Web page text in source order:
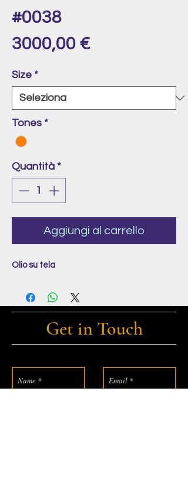
#0038
3000,00 €Prezzo
Size *
Tones *
Quantità *
Aggiungi al carrello
Olio su tela
Get in Touch